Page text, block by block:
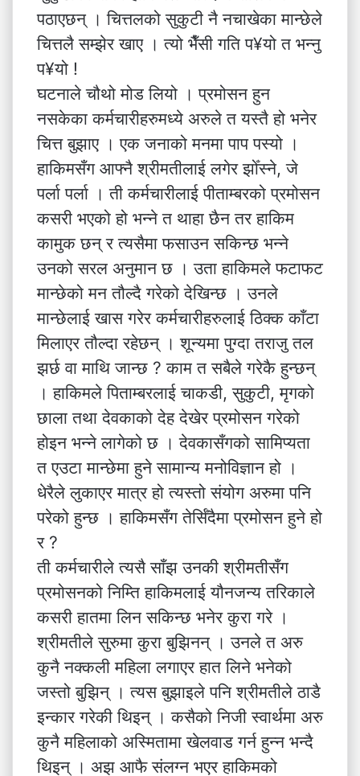
पठाएछन् । चित्तलको सुकुटी नै नचाखेका मान्छेले
चित्तलै सम्झेर खाए । त्यो भैँसी गति प¥यो त भन्नु
प¥यो !
घटनाले चौथो मोड लियो । प्रमोसन हुन
नसकेका कर्मचारीहरुमध्ये अरुले त यस्तै हो भनेर
चित्त बुझाए । एक जनाको मनमा पाप पस्यो ।
हाकिमसँग आफ्नै श्रीमतीलाई लगेर झोँस्ने, जे
पर्ला पर्ला । ती कर्मचारीलाई पीताम्बरको प्रमोसन
कसरी भएको हो भन्ने त थाहा छैन तर हाकिम
कामुक छन् र त्यसैमा फसाउन सकिन्छ भन्ने
उनको सरल अनुमान छ । उता हाकिमले फटाफट
मान्छेको मन तौल्दै गरेको देखिन्छ । उनले
मान्छेलाई खास गरेर कर्मचारीहरुलाई ठिक्क काँटा
मिलाएर तौल्दा रहेछन् । शून्यमा पुग्दा तराजु तल
झर्छ वा माथि जान्छ ? काम त सबैले गरेकै हुन्छन्
। हाकिमले पिताम्बरलाई चाकडी, सुकुटी, मृगको
छाला तथा देवकाको देह देखेर प्रमोसन गरेको
होइन भन्ने लागेको छ । देवकासँगको सामिप्यता
त एउटा मान्छेमा हुने सामान्य मनोविज्ञान हो ।
धेरैले लुकाएर मात्र हो त्यस्तो संयोग अरुमा पनि
परेको हुन्छ । हाकिमसँग तेर्सिँदैमा प्रमोसन हुने हो
र ?
ती कर्मचारीले त्यसै साँझ उनकी श्रीमतीसँग
प्रमोसनको निम्ति हाकिमलाई यौनजन्य तरिकाले
कसरी हातमा लिन सकिन्छ भनेर कुरा गरे ।
श्रीमतीले सुरुमा कुरा बुझिनन् । उनले त अरु
कुनै नक्कली महिला लगाएर हात लिने भनेको
जस्तो बुझिन् । त्यस बुझाइले पनि श्रीमतीले ठाडै
इन्कार गरेकी थिइन् । कसैको निजी स्वार्थमा अरु
कुनै महिलाको अस्मितामा खेलवाड गर्न हुन्न भन्दै
थिइन् । अझ आफै संलग्न भएर हाकिमको